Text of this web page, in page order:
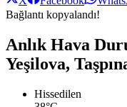
Bağlantı kopyalandı!
Anlık Hava
Yeşilova,
Hissedilen